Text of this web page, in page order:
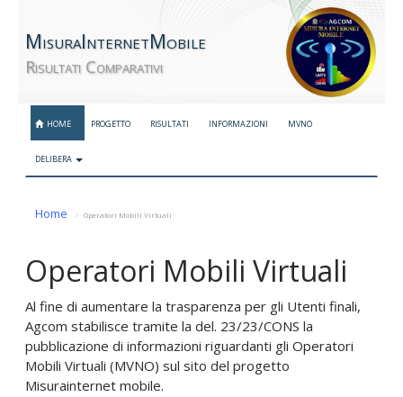
MisuraInternetMobile
Risultati Comparativi
HOME PROGETTO RISULTATI INFORMAZIONI MVNO
DELIBERA
Home Operatori Mobili Virtuali
Operatori Mobili Virtuali
Al fine di aumentare la trasparenza per gli Utenti finali,
Agcom stabilisce tramite la del. 23/23/CONS la
pubblicazione di informazioni riguardanti gli Operatori
Mobili Virtuali (MVNO) sul sito del progetto
Misurainternet mobile.